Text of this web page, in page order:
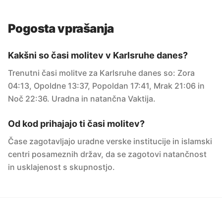
Pogosta vprašanja
Kakšni so časi molitev v Karlsruhe danes?
Trenutni časi molitve za Karlsruhe danes so: Zora
04:13, Opoldne 13:37, Popoldan 17:41, Mrak 21:06 in
Noč 22:36. Uradna in natančna Vaktija.
Od kod prihajajo ti časi molitev?
Čase zagotavljajo uradne verske institucije in islamski
centri posameznih držav, da se zagotovi natančnost
in usklajenost s skupnostjo.